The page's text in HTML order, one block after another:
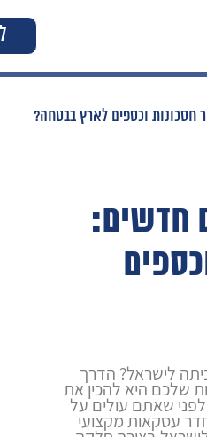
חסכונות וכספים לארץ בבטחה?
חדשים:
לישראל? הדרך
שלכם היא להכין את
שאתם עולים על
עסקאות מקצועי